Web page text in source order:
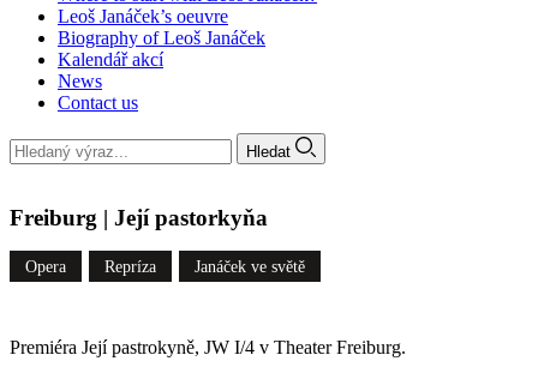
Leoš Janáček’s oeuvre
Biography of Leoš Janáček
Kalendář akcí
News
Contact us
Hledat
Freiburg | Její pastorkyňa
Opera Repríza Janáček ve světě
Premiéra Její pastrokyně, JW I/4 v Theater Freiburg.